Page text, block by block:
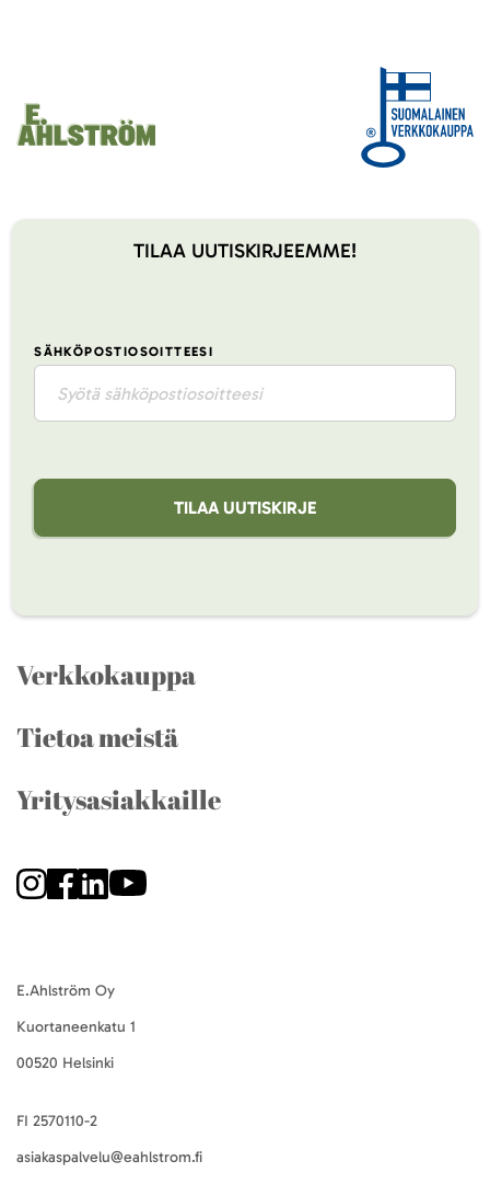
TILAA UUTISKIRJEEMME!
SÄHKÖPOSTIOSOITTEESI
TILAA UUTISKIRJE
Verkkokauppa
Tietoa meistä
Yritysasiakkaille
E.Ahlström Oy
Kuortaneenkatu 1
00520 Helsinki
FI 2570110-2
asiakaspalvelu@eahlstrom.fi